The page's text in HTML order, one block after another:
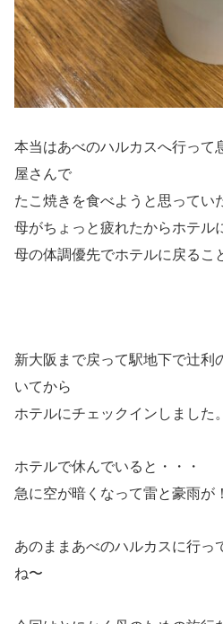
本当はあべのハルカスへ行って
屋さんで
たこ焼きを食べようと思ってい
母がちょっと疲れたからホテル
母の体調優先でホテルに戻るこ
新大阪まで戻って駅地下で辻利
いてから
ホテルにチェックインしました。
ホテルで休んでいると・・・
急に空が暗くなって雷と豪雨が！
あのままあべのハルカスに行っ
ね〜